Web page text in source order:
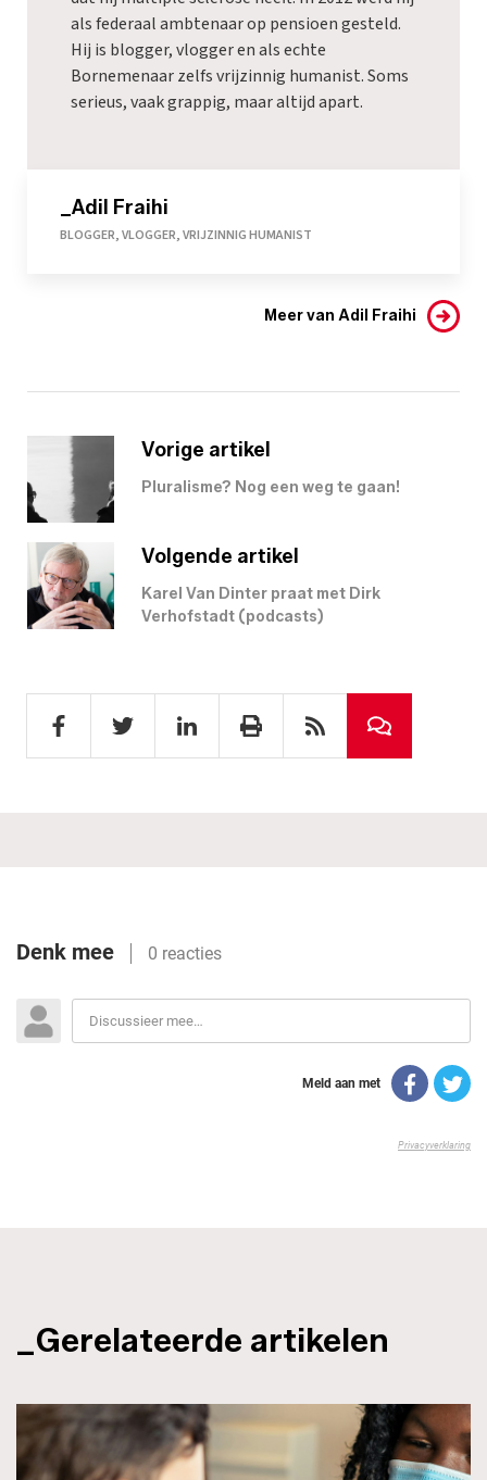
als federaal ambtenaar op pensioen gesteld.
Hij is blogger, vlogger en als echte
Bornemenaar zelfs vrijzinnig humanist. Soms
serieus, vaak grappig, maar altijd apart.
_Adil Fraihi
BLOGGER, VLOGGER, VRIJZINNIG HUMANIST
Meer van Adil Fraihi
Vorige artikel
Pluralisme? Nog een weg te gaan!
Volgende artikel
Karel Van Dinter praat met Dirk
Verhofstadt (podcasts)
_Gerelateerde artikelen